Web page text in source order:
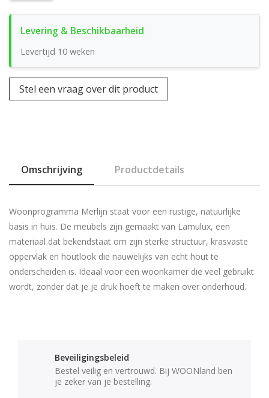
Levertijd 10 weken
Stel een vraag over dit product
Omschrijving Productdetails
Woonprogramma Merlijn staat voor een rustige, natuurlijke
basis in huis. De meubels zijn gemaakt van Lamulux, een
materiaal dat bekendstaat om zijn sterke structuur, krasvaste
oppervlak en houtlook die nauwelijks van echt hout te
onderscheiden is. Ideaal voor een woonkamer die veel gebruikt
wordt, zonder dat je je druk hoeft te maken over onderhoud.
Beveiligingsbeleid
Bestel veilig en vertrouwd. Bij WOONland ben
je zeker van je bestelling.